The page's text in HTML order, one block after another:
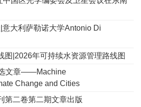
意大利萨勒诺大学Antonio Di
图|2026年可持续水资源管理路线图
文章——Machine
Change and Cities
第二卷第二期文章出版